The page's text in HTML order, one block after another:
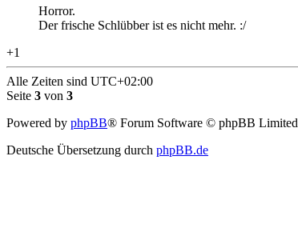
Horror.
Der frische Schlübber ist es nicht mehr. :/
+1
Alle Zeiten sind UTC+02:00
Seite 3 von 3
Powered by phpBB® Forum Software © phpBB Limited
Deutsche Übersetzung durch phpBB.de